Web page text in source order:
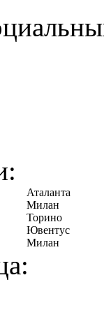
Аталанта
Милан
Торино
Ювентус
Милан